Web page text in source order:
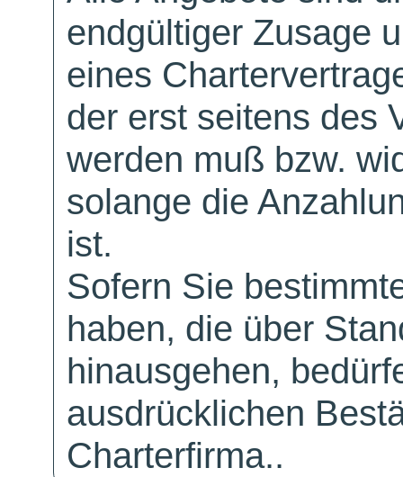
endgültiger Zusage
eines
der erst seitens des
werden muß bzw.
solange die
ist.
Sofern Sie
haben, die über
hinausgehen,
ausdrücklichen
Charterfirma..